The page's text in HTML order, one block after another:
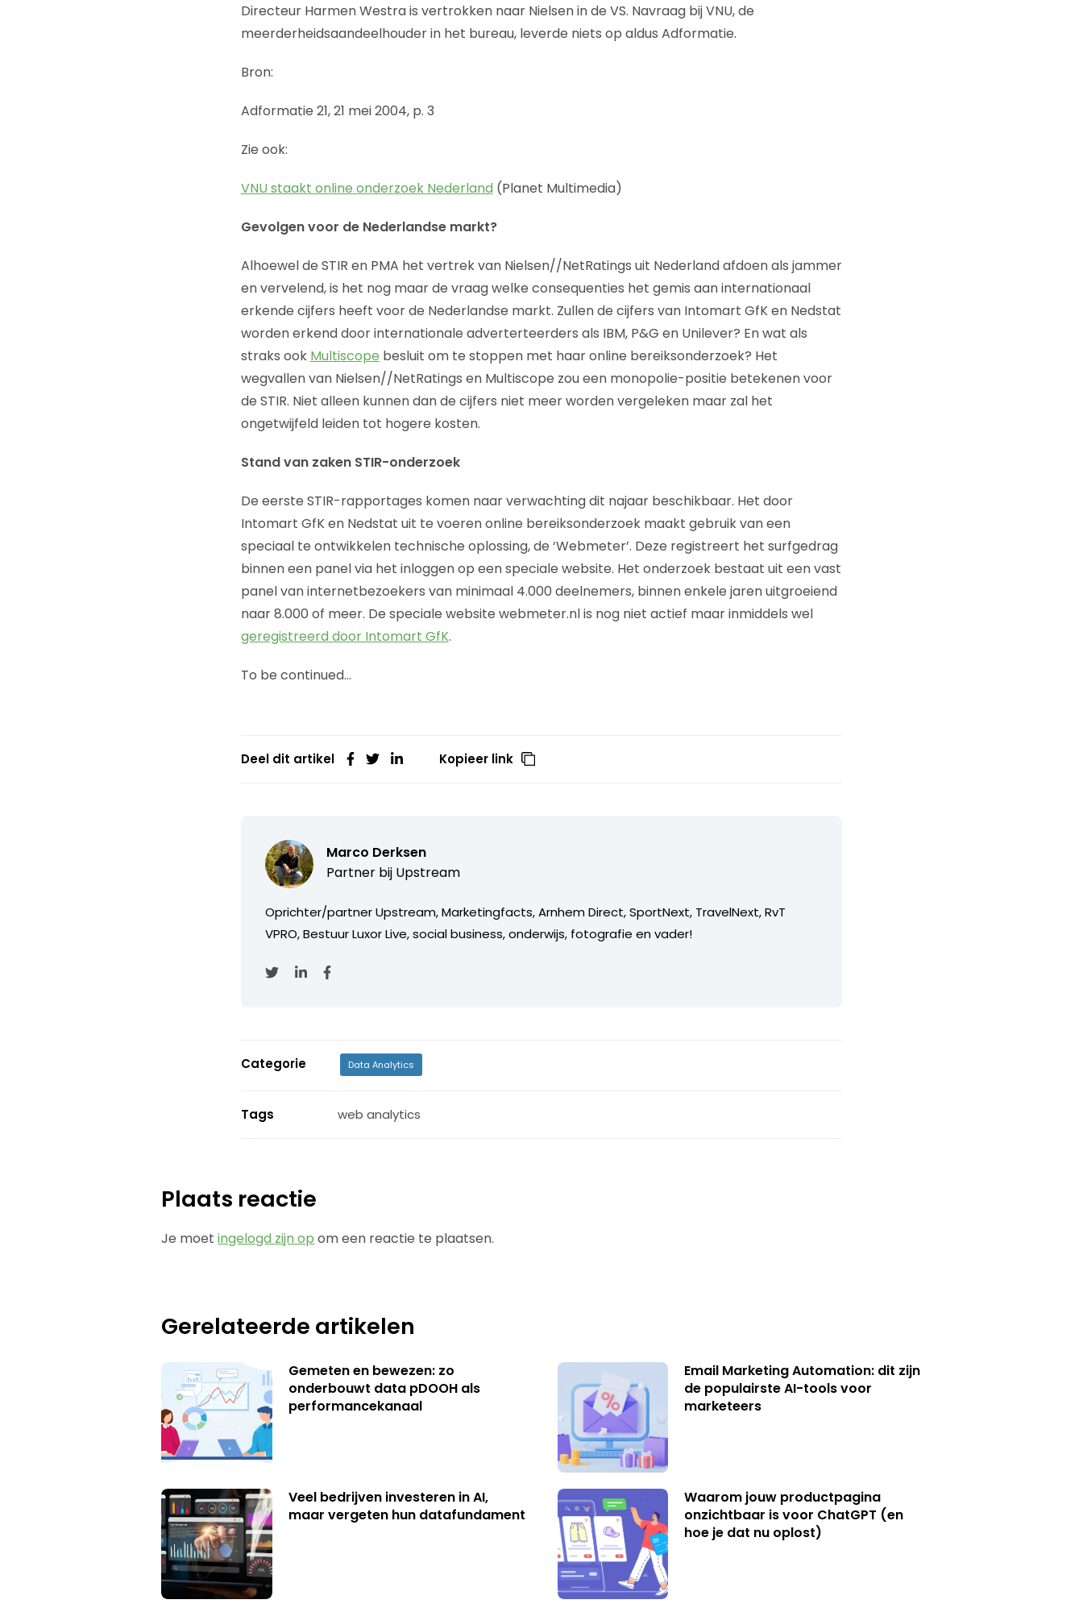
Directeur Harmen Westra is vertrokken naar Nielsen in de VS. Navraag bij VNU, de
meerderheidsaandeelhouder in het bureau, leverde niets op aldus Adformatie.
Bron:
Adformatie 21, 21 mei 2004, p. 3
Zie ook:
VNU staakt online onderzoek Nederland (Planet Multimedia)
Gevolgen voor de Nederlandse markt?
Alhoewel de STIR en PMA het vertrek van Nielsen//NetRatings uit Nederland afdoen als jammer
en vervelend, is het nog maar de vraag welke consequenties het gemis aan internationaal
erkende cijfers heeft voor de Nederlandse markt. Zullen de cijfers van Intomart GfK en Nedstat
worden erkend door internationale adverterteerders als IBM, P&G en Unilever? En wat als
straks ook Multiscope besluit om te stoppen met haar online bereiksonderzoek? Het
wegvallen van Nielsen//NetRatings en Multiscope zou een monopolie-positie betekenen voor
de STIR. Niet alleen kunnen dan de cijfers niet meer worden vergeleken maar zal het
ongetwijfeld leiden tot hogere kosten.
Stand van zaken STIR-onderzoek
De eerste STIR-rapportages komen naar verwachting dit najaar beschikbaar. Het door
Intomart GfK en Nedstat uit te voeren online bereiksonderzoek maakt gebruik van een
speciaal te ontwikkelen technische oplossing, de ‘Webmeter’. Deze registreert het surfgedrag
binnen een panel via het inloggen op een speciale website. Het onderzoek bestaat uit een vast
panel van internetbezoekers van minimaal 4.000 deelnemers, binnen enkele jaren uitgroeiend
naar 8.000 of meer. De speciale website webmeter.nl is nog niet actief maar inmiddels wel
geregistreerd door Intomart GfK.
To be continued…
Deel dit artikel Kopieer link
Marco Derksen
Partner bij Upstream
Oprichter/partner Upstream, Marketingfacts, Arnhem Direct, SportNext, TravelNext, RvT
VPRO, Bestuur Luxor Live, social business, onderwijs, fotografie en vader!
Categorie Data Analytics
Tags web analytics
Plaats reactie
Je moetingelogd zijn op om een reactie te plaatsen.
Gerelateerde artikelen
Gemeten en bewezen: zo
onderbouwt data pDOOH als
performancekanaal
Email Marketing Automation: dit zijn
de populairste AI-tools voor
marketeers
Veel bedrijven investeren in AI,
maar vergeten hun datafundament
Waarom jouw productpagina
onzichtbaar is voor ChatGPT (en
hoe je dat nu oplost)